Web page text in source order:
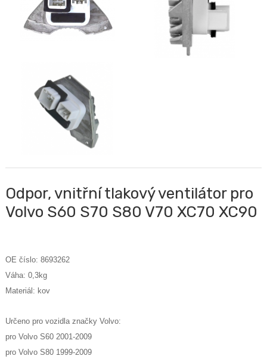
Odpor, vnitřní tlakový ventilátor pro
Volvo S60 S70 S80 V70 XC70 XC90
OE číslo: 8693262
Váha: 0,3kg
Materiál: kov
Určeno pro vozidla značky Volvo:
proVolvo S60 2001-2009
pro Volvo S80 1999-2009